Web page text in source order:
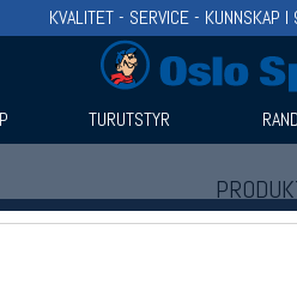
KVALITET - SERVICE -
TURUTSTYR
Produkter